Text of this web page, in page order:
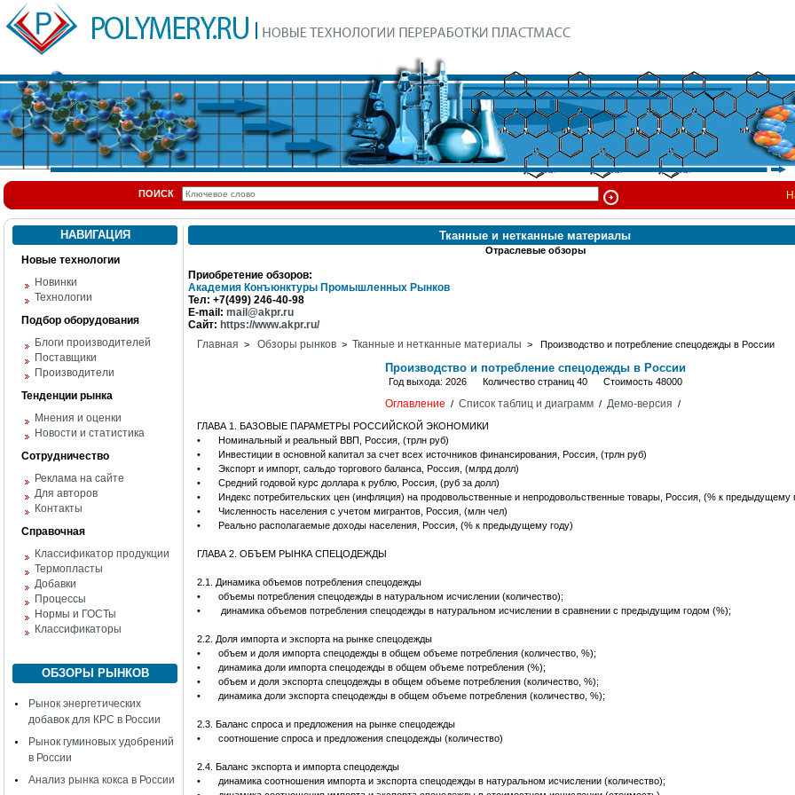
ПОИСК
НАВИГАЦИЯ
Новые технологии
Новинки
Технологии
Подбор оборудования
Блоги производителей
Поставщики
Производители
Тенденции рынка
Мнения и оценки
Новости и статистика
Сотрудничество
Реклама на сайте
Для авторов
Контакты
Справочная
Классификатор продукции
Термопласты
Добавки
Процессы
Нормы и ГОСТы
Классификаторы
ОБЗОРЫ РЫНКОВ
Рынок энергетических
добавок для КРС в России
Рынок гуминовых удобрений
в России
Анализ рынка кокса в России
Тканные и нетканные материалы
Отраслевые обзоры
Приобретение обзоров:
Академия Конъюнктуры Промышленных Рынков
Тел: +7(499) 246-40-98
E-mail: mail@akpr.ru
Сайт: https://www.akpr.ru/
Главная > Обзоры рынков > Тканные и нетканные материалы > Производство и потребление спецодежды в России
Производство и потребление спецодежды в России
Год выхода: 2026 Количество страниц 40 Стоимость 48000
Оглавление / Список таблиц и диаграмм/ Демо-версия /
ГЛАВА 1. БАЗОВЫЕ ПАРАМЕТРЫ РОССИЙСКОЙ ЭКОНОМИКИ
•
Номинальный и реальный ВВП, Россия, (трлн руб)
•
Инвестиции в основной капитал за счет всех источников финансирования, Россия, (трлн руб)
•
Экспорт и импорт, сальдо торгового баланса, Россия, (млрд долл)
•
Средний годовой курс доллара к рублю, Россия, (руб за долл)
•
Индекс потребительских цен (инфляция) на продовольственные и непродовольственные товары, Россия, (% к предыдущему
•
Численность населения с учетом мигрантов, Россия, (млн чел)
•
Реально располагаемые доходы населения, Россия, (% к предыдущему году)
ГЛАВА 2. ОБЪЕМ РЫНКА СПЕЦОДЕЖДЫ
2.1. Динамика объемов потребления спецодежды
•
объемы потребления спецодежды в натуральном исчислении (количество);
•
динамика объемов потребления спецодежды в натуральном исчислении в сравнении с предыдущим годом (%);
2.2. Доля импорта и экспорта на рынке спецодежды
•
объем и доля импорта спецодежды в общем объеме потребления (количество, %);
•
динамика доли импорта спецодежды в общем объеме потребления (%);
•
объем и доля экспорта спецодежды в общем объеме потребления (количество, %);
•
динамика доли экспорта спецодежды в общем объеме потребления (количество, %);
2.3. Баланс спроса и предложения на рынке спецодежды
•
соотношение спроса и предложения спецодежды (количество)
2.4. Баланс экспорта и импорта спецодежды
•
динамика соотношения импорта и экспорта спецодежды в натуральном исчислении (количество);